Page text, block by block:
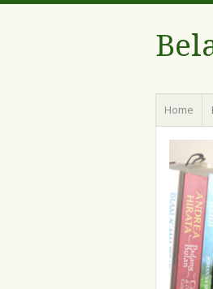
Menu
Skip
to
content
Home